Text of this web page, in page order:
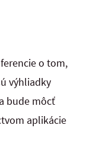
o tom,
výhliadky
bude môcť
aplikácie